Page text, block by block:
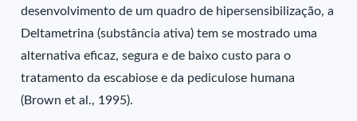
desenvolvimento de um quadro de hipersensibilização, a
Deltametrina (substância ativa) tem se mostrado uma
alternativa eficaz, segura e de baixo custo para o
tratamento da escabiose e da pediculose humana
(Brown et al., 1995).